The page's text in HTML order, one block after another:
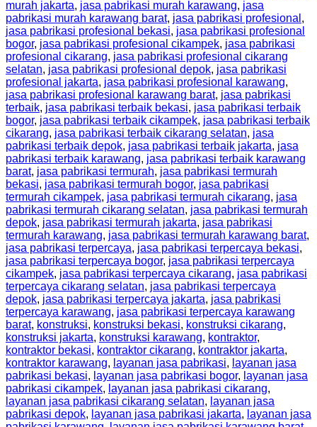
murah jakarta, jasa pabrikasi murah karawang, jasa
pabrikasi murah karawang barat, jasa pabrikasi profesional ,
jasa pabrikasi profesional bekasi, jasa pabrikasi profesional
bogor, jasa pabrikasi profesional cikampek, jasa pabrikasi
profesional cikarang, jasa pabrikasi profesional cikarang
selatan, jasa pabrikasi profesional depok, jasa pabrikasi
profesional jakarta, jasa pabrikasi profesional karawang,
jasa pabrikasi profesional karawang barat, jasa pabrikasi
terbaik, jasa pabrikasi terbaik bekasi, jasa pabrikasi terbaik
bogor, jasa pabrikasi terbaik cikampek, jasa pabrikasi terbaik
cikarang, jasa pabrikasi terbaik cikarang selatan, jasa
pabrikasi terbaik depok, jasa pabrikasi terbaik jakarta, jasa
pabrikasi terbaik karawang, jasa pabrikasi terbaik karawang
barat, jasa pabrikasi termurah, jasa pabrikasi termurah
bekasi, jasa pabrikasi termurah bogor, jasa pabrikasi
termurah cikampek, jasa pabrikasi termurah cikarang, jasa
pabrikasi termurah cikarang selatan, jasa pabrikasi termurah
depok, jasa pabrikasi termurah jakarta, jasa pabrikasi
termurah karawang, jasa pabrikasi termurah karawang barat,
jasa pabrikasi terpercaya, jasa pabrikasi terpercaya bekasi,
jasa pabrikasi terpercaya bogor, jasa pabrikasi terpercaya
cikampek, jasa pabrikasi terpercaya cikarang, jasa pabrikasi
terpercaya cikarang selatan, jasa pabrikasi terpercaya
depok, jasa pabrikasi terpercaya jakarta, jasa pabrikasi
terpercaya karawang, jasa pabrikasi terpercaya karawang
barat, konstruksi, konstruksi bekasi, konstruksi cikarang,
konstruksi jakarta, konstruksi karawang, kontraktor,
kontraktor bekasi, kontraktor cikarang, kontraktor jakarta,
kontraktor karawang, layanan jasa pabrikasi, layanan jasa
pabrikasi bekasi, layanan jasa pabrikasi bogor, layanan jasa
pabrikasi cikampek, layanan jasa pabrikasi cikarang,
layanan jasa pabrikasi cikarang selatan, layanan jasa
pabrikasi depok, layanan jasa pabrikasi jakarta, layanan jasa